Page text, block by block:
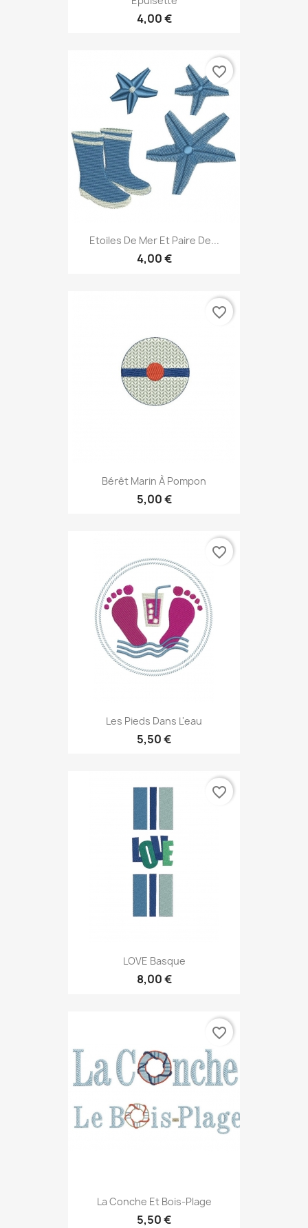
4,00 €
Etoiles De Mer Et Paire De...
4,00 €
favorite_border
Bérêt Marin À Pompon
5,00 €
favorite_border
Les Pieds Dans L'eau
5,50 €
favorite_border
LOVE Basque
8,00 €
favorite_border
La Conche Et Bois-Plage
5,50 €
favorite_border